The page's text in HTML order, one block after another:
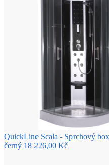
QuickLine Scala - Sprchový
černý 18 226,00 Kč